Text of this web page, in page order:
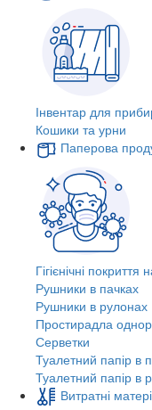
Інвентар для
Кошики та урни
Паперова
Гігієнічні покриття
Рушники в пачках
Рушники в рулонах
Простирадла
Серветки
Туалетний папір в
Туалетний папір в
Витратні